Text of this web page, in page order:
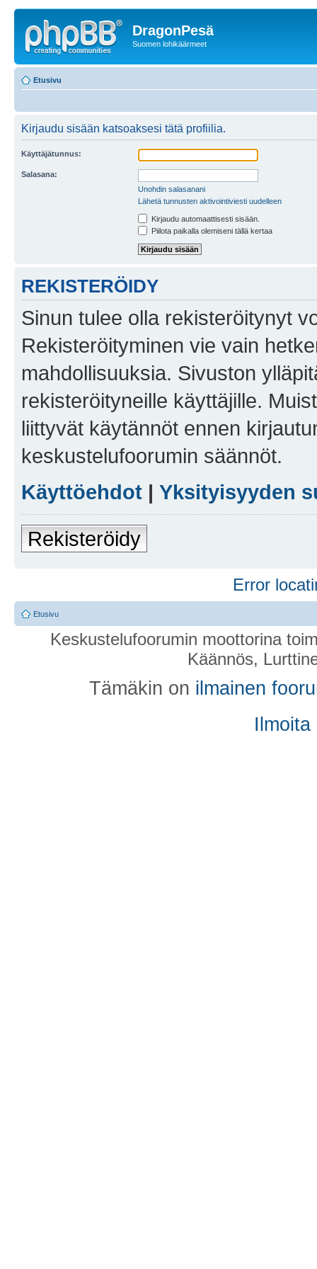
DragonPesä
Suomen lohikäärmeet
Etusivu
Kirjaudu sisään katsoaksesi tätä profiilia.
Käyttäjätunnus:
Salasana:
Unohdin salasanani
Lähetä tunnusten aktivointiviesti uudelleen
Kirjaudu automaattisesti sisään.
Piilota paikalla olemiseni tällä kertaa
REKISTERÖIDY
Sinun tulee olla rekisteröitynyt
Rekisteröityminen vie vain
mahdollisuuksia. Sivuston
rekisteröityneille käyttäjille.
liittyvät käytännöt ennen
keskustelufoorumin säännöt.
Käyttöehdot | Yksityisyyden
Rekisteröidy
Error
Etusivu
Keskustelufoorumin moottorina
Käännös,
Tämäkin on ilmainen